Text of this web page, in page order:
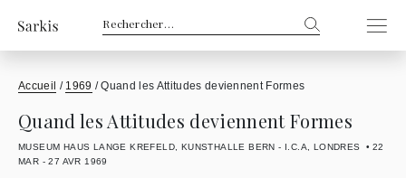
Rechercher :
Accueil / 1969 /Quand les Attitudes deviennent Formes
Quand les Attitudes deviennent Formes
MUSEUM HAUS LANGE KREFELD, KUNSTHALLE BERN - I.C.A, LONDRES
22
MAR - 27 AVR 1969